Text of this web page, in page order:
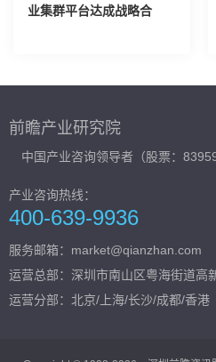
业集群平台达成战略合
前瞻产业研究院
中国产业咨询领导者（股票：
产业咨询热线：
400-639-9936
服务邮箱：market@qianzhan.com
运营总部： 深圳市南山区粤海街道高
运营分部：北京/上海/长沙/成都/香港